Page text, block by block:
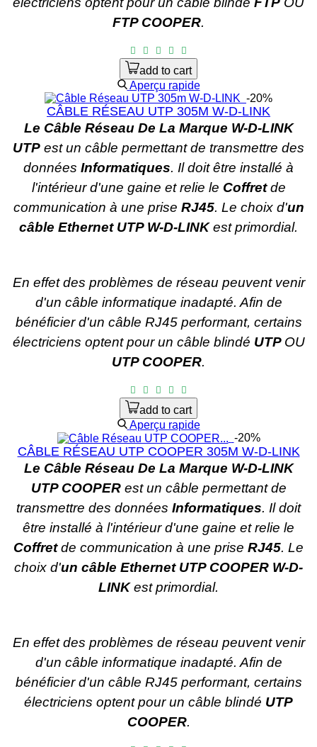
FTP COOPER.
add to cart
Aperçu rapide
-20%
CÂBLE RÉSEAU UTP 305M W-D-LINK
Le Câble Réseau De La Marque W-D-LINK
UTP est un câble permettant de transmettre des
données Informatiques. Il doit être installé à
l'intérieur d'une gaine et relie le Coffretde
communication à une prise RJ45. Le choix d'un
câble Ethernet UTP W-D-LINKest primordial.
En effet des problèmes de réseau peuvent venir
d'un câble informatique inadapté. Afin de
bénéficier d'un câble RJ45 performant, certains
électriciens optent pour un câble blindé UTP OU
UTP COOPER.
add to cart
Aperçu rapide
-20%
CÂBLE RÉSEAU UTP COOPER 305M W-D-LINK
Le Câble Réseau De La Marque W-D-LINK
UTP COOPERest un câble permettant de
transmettre des données Informatiques. Il doit
être installé à l'intérieur d'une gaine et relie le
Coffretde communication à une prise RJ45. Le
choix d'un câble Ethernet UTP COOPER W-D-
LINKest primordial.
En effet des problèmes de réseau peuvent venir
d'un câble informatique inadapté. Afin de
bénéficier d'un câble RJ45 performant, certains
électriciens optent pour un câble blindé UTP
COOPER.